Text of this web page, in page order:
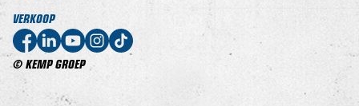
© KEMP GROEP
VERKOOP